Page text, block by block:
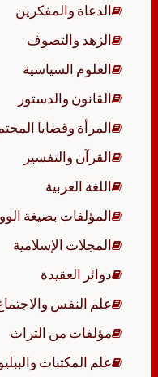
الدعاة والمفكرين
الزهد والتصوف
العلوم السياسية
القانون والدستور
المرأة وقضايا
القرآن والتفسير
اللغة العربية
المؤلفات بصيغة
المجلات الإسلامية
دوائر العقيدة
علم النفس
مؤلفات من التراث
علم المكتبات